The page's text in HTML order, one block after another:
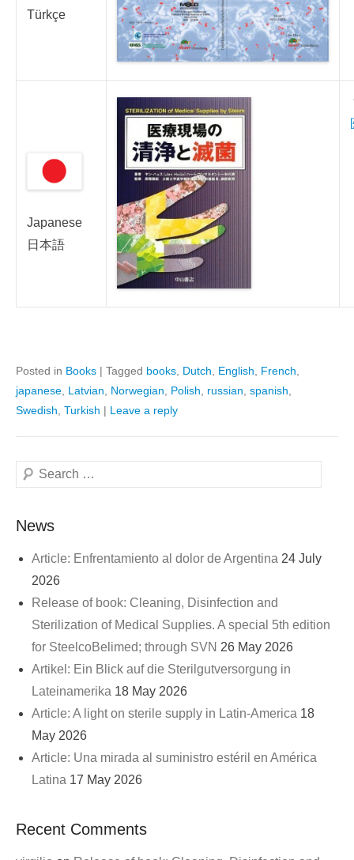
Türkçe
Japanese
日本語
Posted in Books | Tagged books Dutch English French
japanese Latvian Norwegian Polish russian spanish
Swedish Turkish | Leave a reply
Search
News
Article: Enfrentamiento al dolor de Argentina 24 July
2026
Release of book: Cleaning, Disinfection and
Sterilization of Medical Supplies. A special 5th edition
for SteelcoBelimed; through SVN 26 May 2026
Artikel: Ein Blick auf die Sterilgutversorgung in
Lateinamerika 18 May 2026
Article: A light on sterile supply in Latin-America 18
May 2026
Article: Una mirada al suministro estéril en América
Latina 17 May 2026
Recent Comments